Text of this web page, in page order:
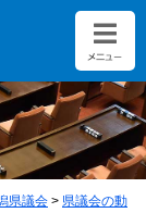
県議会 > 県議会の動